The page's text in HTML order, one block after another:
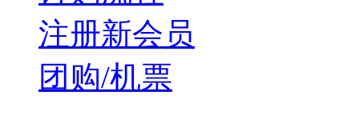
注册新会员
团购/机票